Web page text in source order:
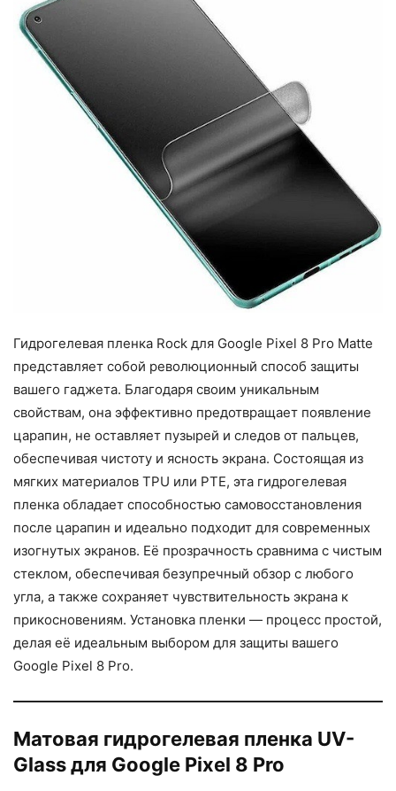
Гидрогелевая пленка Rock для Google Pixel 8 Pro Matte
представляет собой революционный способ защиты
вашего гаджета. Благодаря своим уникальным
свойствам, она эффективно предотвращает появление
царапин, не оставляет пузырей и следов от пальцев,
обеспечивая чистоту и ясность экрана. Состоящая из
мягких материалов TPU или PTE, эта гидрогелевая
пленка обладает способностью самовосстановления
после царапин и идеально подходит для современных
изогнутых экранов. Её прозрачность сравнима с чистым
стеклом, обеспечивая безупречный обзор с любого
угла, а также сохраняет чувствительность экрана к
прикосновениям. Установка пленки — процесс простой,
делая её идеальным выбором для защиты вашего
Google Pixel 8 Pro.
Матовая гидрогелевая пленка UV-
Glass для Google Pixel 8 Pro